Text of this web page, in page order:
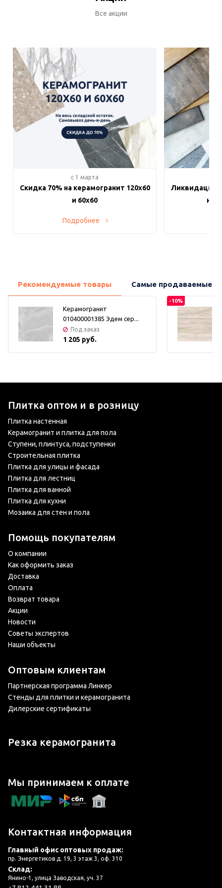
Все акции
c 1 марта
Скидка 70% на керамогранит 120х60
и 60х60
Подробнее
Ликвидация
на
Рекомендуемые товары Самые продаваемые
Керамогранит
010400001385 Эдем сер...
Под заказ
1 205 руб.
-10%
Плитка оптом и в розницу
Плитка настенная
Керамогранит и плитка для пола
Ступени, плинтуса, подступенки
Строительная плитка
Плитка для улицы и фасада
Плитка для лестниц
Плитка для ванной
Плитка для кухни
Мозаика для стен и пола
Помощь покупателям
О компании
Как оформить заказ
Доставка
Оплата
Возврат товара
Акции
Новости
Советы экспертов
Наши объекты
Оптовым клиентам
Партнерская программа Линкер
Стенды для плитки и керамогранита
Дилерские сертификаты
Резка керамогранита
Мы принимаем к оплате
Контактная информация
Главный офис оптовых продаж:
пр. Энергетиков д. 19, 3 этаж 3, оф. 310
Склад:
Янино-1, улица Заводская, уч. 37